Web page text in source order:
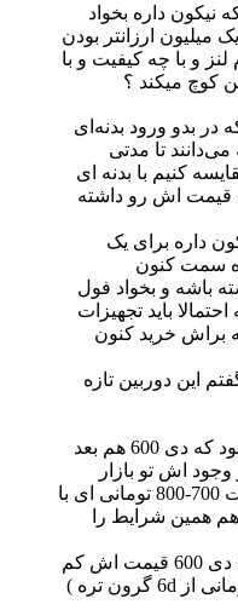
نیکون داره بخواد
میلیون ارزانتر بودن
و با چه کیفیت و با
کوچ میکند ؟
در بدو ورود بدنه‌ای
تا مدتی
کنیم با بدنه ای
قیمت اش رو داشته
داره برای یک
سمت کنون
باشه و بخواد فول
باید تجهیزات
براش خرید کنون
این دوربین تازه
مقیاس قیمتی ام هم این بود که دی 600 هم بعد
اش تو بازار
میگذشت یک اختلاف قیمت 700-800 تومانی ای با
6D داشت و شاید دی610 هم همین شرایط را
(البته الان که دی610 اومد دی 600 قیمت اش کم